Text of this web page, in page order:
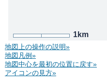
1km
地図上の操作の説明»
地図凡例»
地図中心を最初の位置に戻す»
アイコンの見方»